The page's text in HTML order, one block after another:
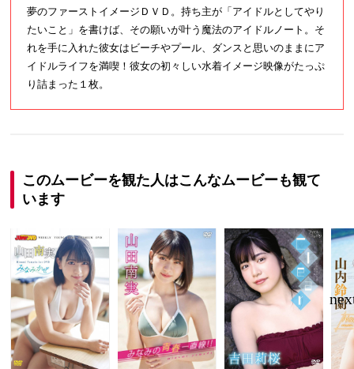
夢のファーストイメージＤＶＤ。持ち主が「アイドルとしてやり
たいこと」を書けば、その願いが叶う魔法のアイドルノート。そ
れを手に入れた彼女はビーチやプール、ダンスと思いのままにア
イドルライフを満喫！彼女の初々しい水着イメージ映像がたっぷ
り詰まった１枚。
このムービーを観た人はこんなムービーも観て
います